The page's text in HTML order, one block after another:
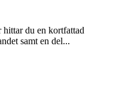
du en kortfattad
samt en del...